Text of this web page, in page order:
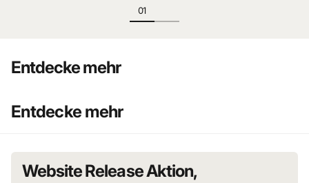
Entdecke mehr
Entdecke mehr
Website Release Aktion,